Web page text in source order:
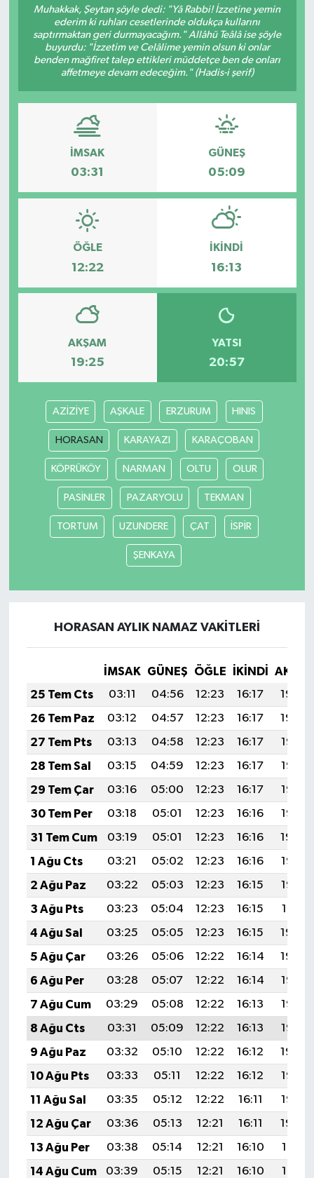
Muhakkak, Şeytan şöyle dedi: "Yâ Rabbi! İzzetine yemin
ederim ki ruhları cesetlerinde oldukça kullarını
saptırmaktan geri durmayacağım." Allâhü Teâlâ ise şöyle
buyurdu: "İzzetim ve Celâlime yemin olsun ki onlar
benden mağfiret talep ettikleri müddetçe ben de onları
affetmeye devam edeceğim." (Hadis-i şerif)
İMSAK
03:31
GÜNEŞ
05:09
ÖĞLE
12:22
İKINDI
16:13
AKŞAM
19:25
YATSI
20:57
AZİZİYE AŞKALE ERZURUM HINIS
HORASAN KARAYAZI KARAÇOBAN
KÖPRÜKÖY NARMAN OLTU OLUR
PASİNLER PAZARYOLU TEKMAN
TORTUM UZUNDERE ÇAT İSPİR
ŞENKAYA
HORASAN AYLIK NAMAZ VAKITLERI
İMSAK GÜNEŞ ÖĞLE İKINDI
25 Tem Cts
03:11 04:56 12:23 16:17
19:40
26 Tem Paz
03:12 04:57 12:23 16:17
19:39
27 Tem Pts
03:13 04:58 12:23 16:17
19:38
28 Tem Sal
03:15 04:59 12:23 16:17
19:37
29 Tem Çar
03:16 05:00 12:23 16:17
19:36
30 Tem Per
03:18 05:01 12:23 16:16
19:35
31 Tem Cum
03:19 05:01 12:23 16:16
19:34
1 Ağu Cts
03:21 05:02 12:23 16:16
19:33
2 Ağu Paz
03:22 05:03 12:23 16:15
19:32
3 Ağu Pts
03:23 05:04 12:23 16:15
19:31
4 Ağu Sal
03:25 05:05 12:23 16:15
19:30
5 Ağu Çar
03:26 05:06 12:22 16:14
19:29
6 Ağu Per
03:28 05:07 12:22 16:14
19:28
7 Ağu Cum
03:29 05:08 12:22 16:13
19:26
8 Ağu Cts
03:31 05:09 12:22 16:13
19:25
9 Ağu Paz
03:32 05:10 12:22 16:12
19:24
10 Ağu Pts
03:33 05:11 12:22 16:12
19:23
11 Ağu Sal
03:35 05:12 12:22 16:11
19:22
12 Ağu Çar
03:36 05:13 12:21 16:11
19:20
13 Ağu Per
03:38 05:14 12:21 16:10
19:19
14 Ağu Cum
03:39 05:15 12:21 16:10
19:18